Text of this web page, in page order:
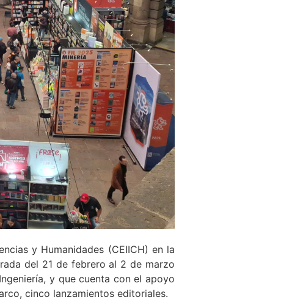
y Humanidades (CEIICH) en la
del 21 de febrero al 2 de marzo
y que cuenta con el apoyo
cinco lanzamientos editoriales.